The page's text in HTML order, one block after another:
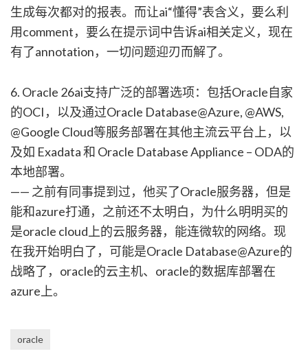
生成每次都对的报表。而让ai“懂得”表含义，要么利
用comment，要么在提示词中告诉ai相关定义，现在
有了annotation，一切问题迎刃而解了。
6. Oracle 26ai支持广泛的部署选项：包括Oracle自家
的OCI，以及通过Oracle Database@Azure, @AWS,
@Google Cloud等服务部署在其他主流云平台上，以
及如 Exadata 和 Oracle Database Appliance – ODA的
本地部署。
—— 之前有同事提到过，他买了Oracle服务器，但是
能和azure打通，之前还不太明白，为什么明明买的
是oracle cloud上的云服务器，能连微软的网络。现
在我开始明白了，可能是Oracle Database@Azure的
战略了，oracle的云主机、oracle的数据库部署在
azure上。
oracle